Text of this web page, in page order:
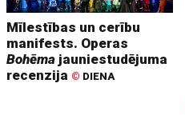
Mīlestības un cerību
manifests. Operas
Bohēma jauniestudējuma
recenzija © DIENA